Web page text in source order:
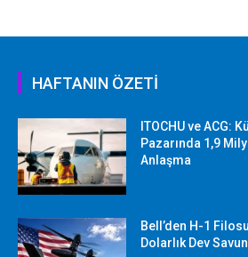
HAFTANIN ÖZETİ
ITOCHU ve ACG:
Pazarında 1,9
Anlaşma
Bell’den H-1
Dolarlık Dev